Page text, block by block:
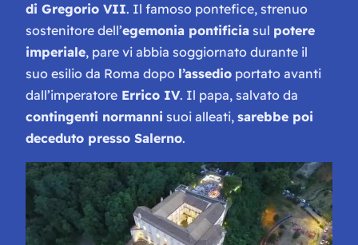
di Gregorio VII. Il famoso pontefice, strenuo
sostenitore dell’egemonia pontificia sul potere
imperiale, pare vi abbia soggiornato durante il
suo esilio da Roma dopo l’assedio portato avanti
dall’imperatore Errico IV. Il papa, salvato da
contingenti normanni suoi alleati, sarebbe poi
deceduto presso Salerno.